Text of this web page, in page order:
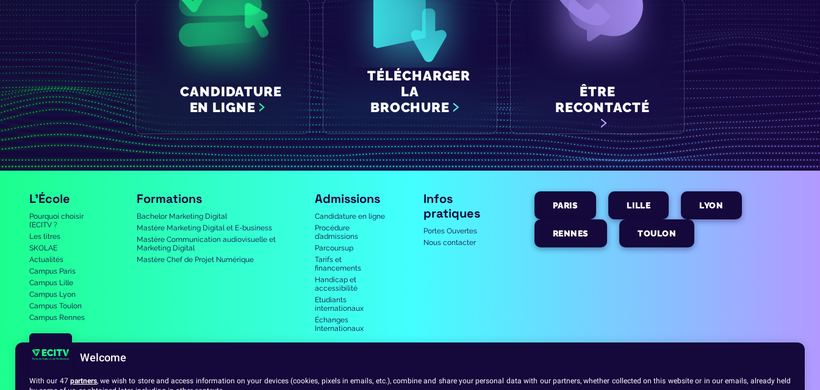
CANDIDATURE
EN LIGNE
TÉLÉCHARGER
LA
BROCHURE
ÊTRE
RECONTACTÉ
L’École
Pourquoi choisir
l’ECITV ?
Les titres
SKOLAE
Actualités
Campus Paris
Campus Lille
Campus Lyon
Campus Toulon
Campus Rennes
Formations
Bachelor Marketing Digital
Mastère Marketing Digital et E-business
Mastère Communication audiovisuelle et
Marketing Digital
Mastère Chef de Projet Numérique
Admissions
Candidature en ligne
Procédure
d’admissions
Parcoursup
Tarifs et
financements
Handicap et
accessibilité
Etudiants
internationaux
Échanges
Internationaux
Infos
pratiques
Portes Ouvertes
Nous contacter
PARIS LILLE LYON
RENNES TOULON
Rejoignez-nous
Welcome
With our 47partners, we wish to store and access information on your devices (cookies, pixels in emails, etc.), combine and share your personal data with our partners, whether collected on this website or in our emails, already held